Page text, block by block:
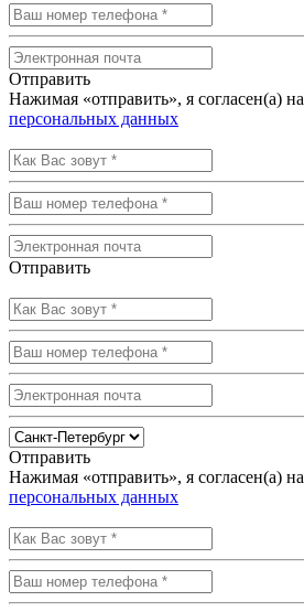
Отправить
Нажимая «отправить», я согласен(а) на
персональных данных
Отправить
Отправить
Нажимая «отправить», я согласен(а) на
персональных данных